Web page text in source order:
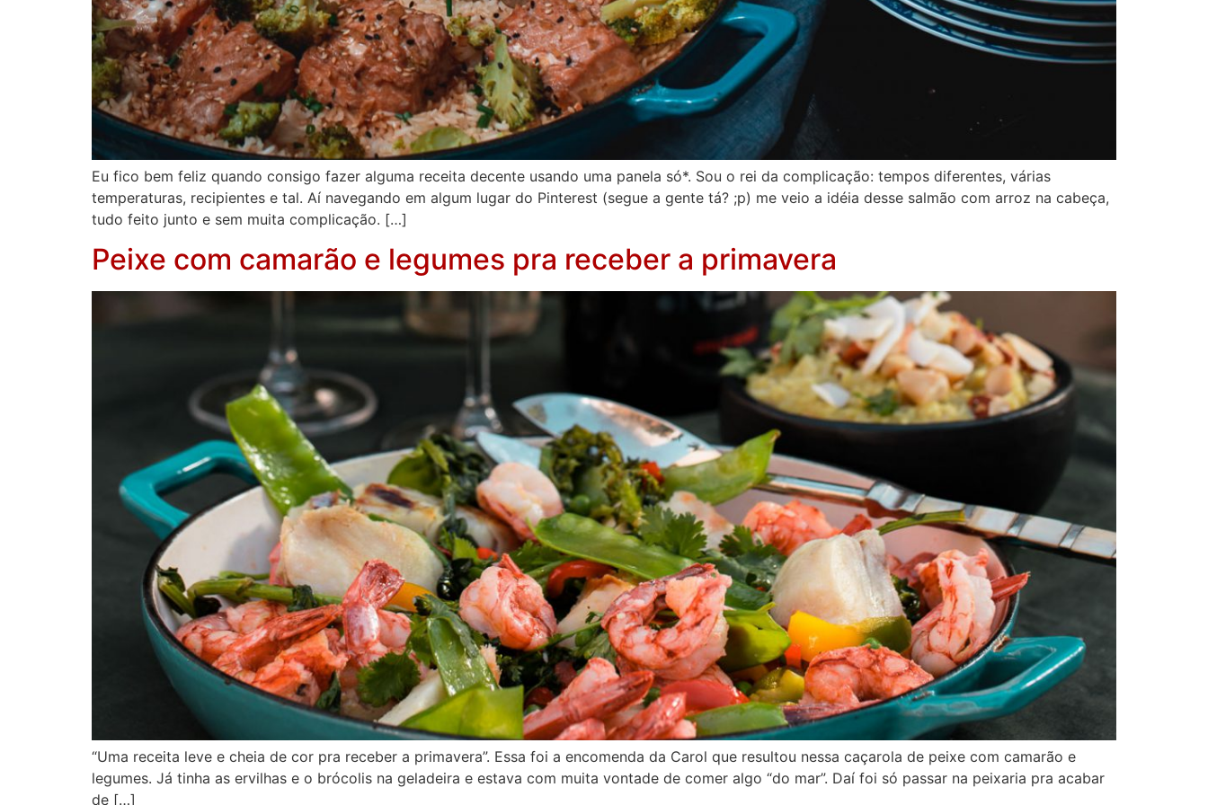
Eu fico bem feliz quando consigo fazer alguma receita decente usando uma panela só*. Sou o rei da complicação: tempos diferentes, várias
temperaturas, recipientes e tal. Aí navegando em algum lugar do Pinterest (segue a gente tá? ;p) me veio a idéia desse salmão com arroz na cabeça,
tudo feito junto e sem muita complicação. […]
Peixe com camarão e legumes pra receber a primavera
“Uma receita leve e cheia de cor pra receber a primavera”. Essa foi a encomenda da Carol que resultou nessa caçarola de peixe com camarão e
legumes. Já tinha as ervilhas e o brócolis na geladeira e estava com muita vontade de comer algo “do mar”. Daí foi só passar na peixaria pra acabar
de […]